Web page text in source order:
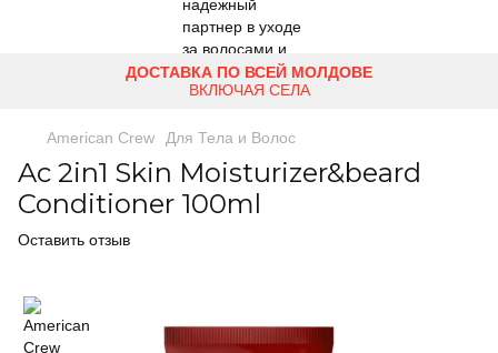
ДОСТАВКА ПО ВСЕЙ МОЛДОВЕ
ВКЛЮЧАЯ СЕЛА
American Crew Для Тела и Волос
Ac 2in1 Skin Moisturizer&beard
Conditioner 100ml
Оставить отзыв